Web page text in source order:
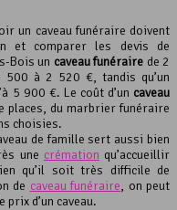
un caveau funéraire doivent
et comparer les devis de
Bois un caveau funéraire de 2
500 à 2 520 €, tandis qu’un
5 900 €. Le coût d’un caveau
places, du marbrier funéraire
choisies.
de famille sert aussi bien
une crémation qu’accueillir
qu’il soit très difficile de
de caveau funéraire, on peut
d’un caveau.